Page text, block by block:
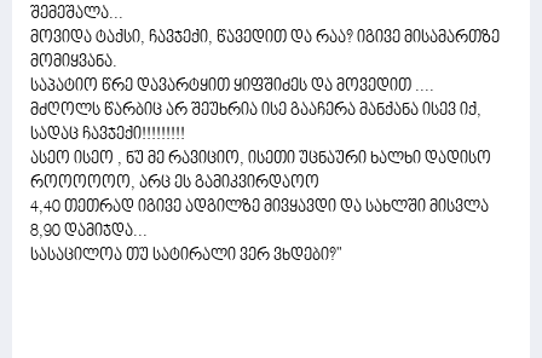
შემეშალა...
მოვიდა ტაქსი, ჩავჯექი, წავედით და რაა? იგივე მისამართზე
მომიყვანა.
საპატიო წრე დავარტყით ყიფშიძეს და მოვედით ....
მძღოლს წარბიც არ შეუხრია ისე გააჩერა მანქანა ისევ იქ,
სადაც ჩავჯექი!!!!!!!!!
ასეო ისეო , ნუ მე რავიციო, ისეთი უცნაური ხალხი დადისო
როოოოოო, არც ეს გამიკვირდაოო
4,40 თეთრად იგივე ადგილზე მივყავდი და სახლში მისვლა
8,90 დამიჯდა...
სასაცილოა თუ სატირალი ვერ ვხდები?"